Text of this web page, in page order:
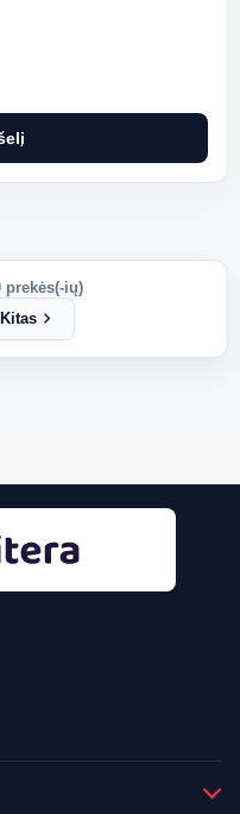
prekės(-ių)
Kitas chevron_right